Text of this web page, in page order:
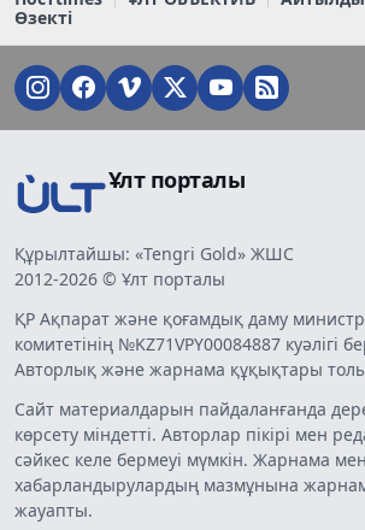
Өзекті
Ұлт порталы
Құрылтайшы: «Tengri Gold» ЖШС
2012-2026 © Ұлт порталы
ҚР Ақпарат және қоғамдық даму
комитетінің №KZ71VPY00084887 куәлігі
Авторлық және жарнама құқықтары
Сайт материалдарын пайдаланғанда
көрсету міндетті. Авторлар пікірі мен
сәйкес келе бермеуі мүмкін. Жарнама мен
хабарландырулардың мазмұнына
жауапты.